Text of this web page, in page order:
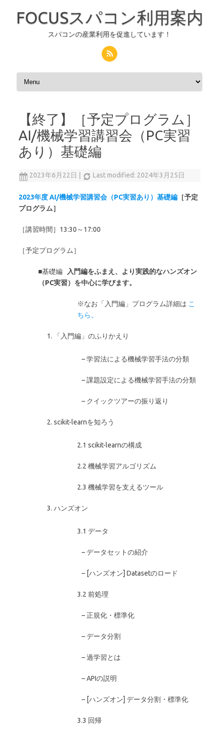
FOCUSスパコン利用案内
スパコンの産業利用を促進しています！
コンテンツへスキップ
【終了】［予定プログラム］
AI/機械学習講習会（PC実習
あり）基礎編
2023年6月22日 Last modified: 2024年3月25日
2023年度 AI/機械学習講習会（PC実習あり）基礎編 ［予定
プログラム］
［講習時間］13:30～17:00
［予定プログラム］
■基礎編
入門編をふまえ、より実践的なハンズオン
（PC実習）を中心に学びます。
※なお「入門編」プログラム詳細は こ
ちら。
「入門編」のふりかえり
– 学習法による機械学習手法の分類
– 課題設定による機械学習手法の分類
– クイックツアーの振り返り
scikit-learnを知ろう
2.1 scikit-learnの構成
2.2 機械学習アルゴリズム
2.3 機械学習を支えるツール
ハンズオン
3.1 データ
– データセットの紹介
– [ハンズオン] Datasetのロード
3.2 前処理
– 正規化・標準化
– データ分割
– 過学習とは
– APIの説明
– [ハンズオン] データ分割・標準化
3.3 回帰